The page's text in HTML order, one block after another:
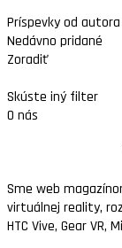
Príspevky od
Nedávno pridané
Zoradiť
Skúste iný filter
O nás
Sme web
virtuálnej reality,
HTC Vive, Gear VR,